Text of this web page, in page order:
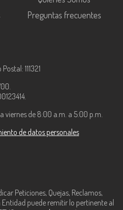
Preguntas frecuentes
111321
viernes de 8:00 a.m. a 5:00 p.m.
de datos personales
Peticiones, Quejas, Reclamos,
puede remitir lo pertinente al